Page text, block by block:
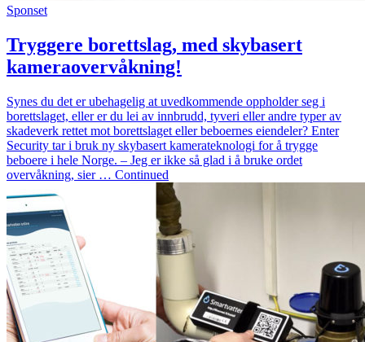
Sponset
Tryggere borettslag, med skybasert
kameraovervåkning!
Synes du det er ubehagelig at uvedkommende oppholder seg i
borettslaget, eller er du lei av innbrudd, tyveri eller andre typer av
skadeverk rettet mot borettslaget eller beboernes eiendeler? Enter
Security tar i bruk ny skybasert kamerateknologi for å trygge
beboere i hele Norge. – Jeg er ikke så glad i å bruke ordet
overvåkning, sier … Continued